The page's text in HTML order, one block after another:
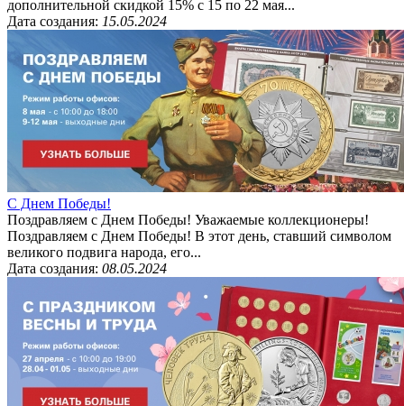
дополнительной скидкой 15% с 15 по 22 мая...
Дата создания: 15.05.2024
С Днем Победы!
Поздравляем с Днем Победы! Уважаемые коллекционеры!
Поздравляем с Днем Победы! В этот день, ставший символом
великого подвига народа, его...
Дата создания: 08.05.2024